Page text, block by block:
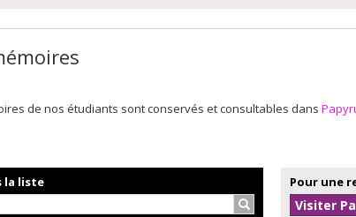
de nos étudiants sont conservés et consultables dans
la liste
Rechercher…
Pour une
Visiter